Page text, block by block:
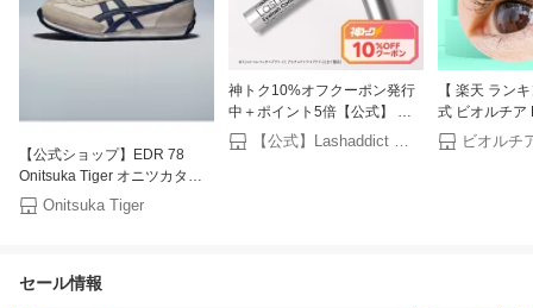
【公式ショップ】EDR 78
Onitsuka Tiger オニツカタイ
ガー シューズ・靴 スニーカー
ホワイト ベージュ【送料無
Onitsuka Tiger
神トク10%オフクーポン発行
中＋ポイント5倍【公式】 ま
つ毛美容液 ラッシュアディク
ト アイラッシュ コンディショ
【公式】Lashaddict 楽天市場店
【 楽天 ラン
式 ビオルチア
毛美容液 アイ
ヒト幹細胞 ヒ
ビオル
セール情報